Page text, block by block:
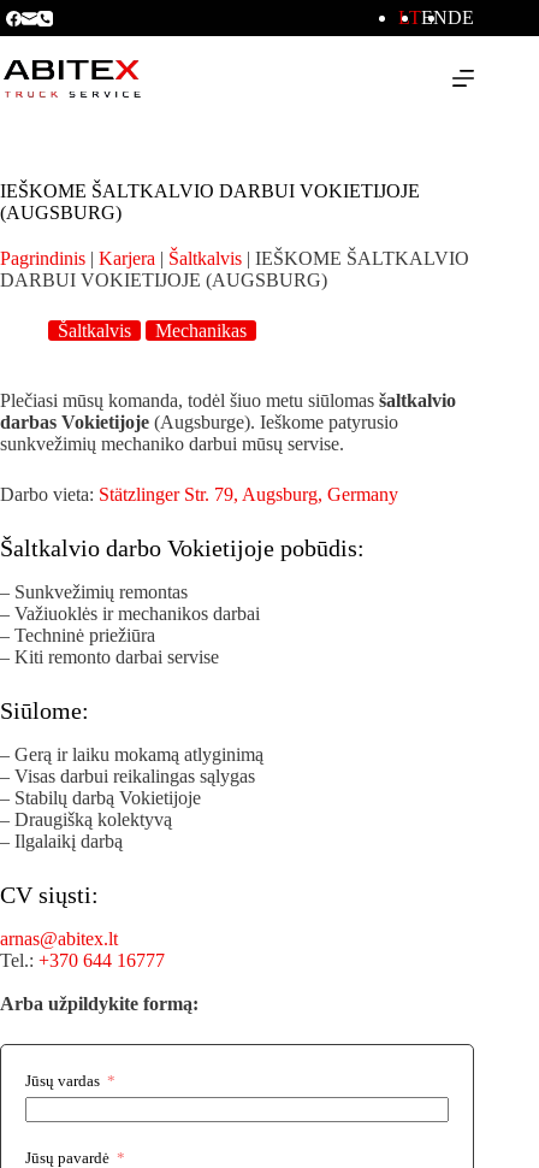
LTENDE
IEŠKOME ŠALTKALVIO DARBUI VOKIETIJOJE
(AUGSBURG)
Pagrindinis | Karjera | Šaltkalvis | IEŠKOME ŠALTKALVIO
DARBUI VOKIETIJOJE (AUGSBURG)
Šaltkalvis Mechanikas
Plečiasi mūsų komanda, todėl šiuo metu siūlomas šaltkalvio
darbas Vokietijoje (Augsburge). Ieškome patyrusio
sunkvežimių mechaniko darbui mūsų servise.
Darbo vieta: Stätzlinger Str. 79, Augsburg, Germany
Šaltkalvio darbo Vokietijoje pobūdis:
– Sunkvežimių remontas
– Važiuoklės ir mechanikos darbai
– Techninė priežiūra
– Kiti remonto darbai servise
Siūlome:
– Gerą ir laiku mokamą atlyginimą
– Visas darbui reikalingas sąlygas
– Stabilų darbą Vokietijoje
– Draugišką kolektyvą
– Ilgalaikį darbą
CV siųsti:
arnas@abitex.lt
Tel.: +370 644 16777
Arba užpildykite formą:
Jūsų vardas
Jūsų pavardė